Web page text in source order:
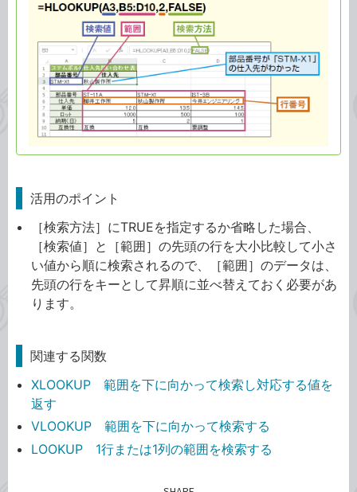
活用のポイント
［検索方法］にTRUEを指定するか省略した場合、
［検索値］と［範囲］の先頭の行を大小比較して小さ
い値から順に検索されるので、［範囲］のデータは、
先頭の行をキーとして昇順に並べ替えておく必要があ
ります。
関連する関数
XLOOKUP 範囲を下に向かって検索し対応する値を
返す
VLOOKUP 範囲を下に向かって検索する
LOOKUP 1行または1列の範囲を検索する